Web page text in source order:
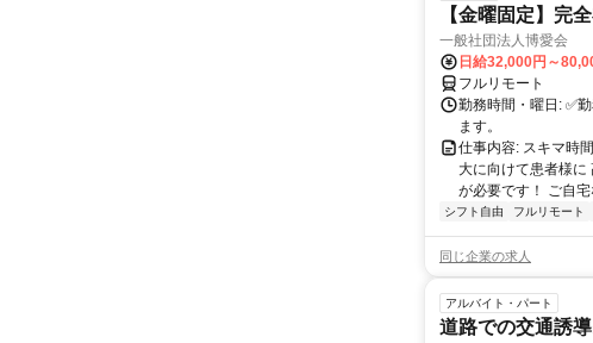
【金曜固定】完
一般社団法人博愛会
日給32,000円～
フルリモート
勤務時間・曜日: ✅
ます。
仕事内容: スキマ時
大に向けて患者様に
が必要です！ ご自
シフト自由 フルリモート
同じ企業の求人
アルバイト・パート
道路での交通誘